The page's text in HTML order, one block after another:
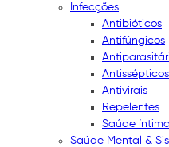
Infecções
Antibióticos
Antifúngicos
Antissépticos
Antivirais
Repelentes
Saúde
Saúde Mental &